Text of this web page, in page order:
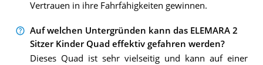
Vertrauen in ihre Fahrfähigkeiten gewinnen.
Auf welchen Untergründen kann das ELEMARA 2
Sitzer Kinder Quad effektiv gefahren werden?
Dieses Quad ist sehr vielseitig und kann auf einer